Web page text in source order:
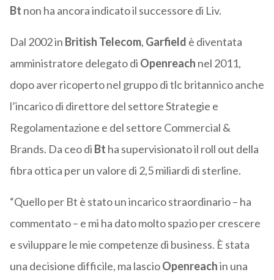
Bt non ha ancora indicato il successore di Liv.
Dal 2002 in British Telecom, Garfield è diventata
amministratore delegato di Openreach nel 2011,
dopo aver ricoperto nel gruppo di tlc britannico anche
l’incarico di direttore del settore Strategie e
Regolamentazione e del settore Commercial &
Brands. Da ceo di Bt ha supervisionato il roll out della
fibra ottica per un valore di 2,5 miliardi di sterline.
“Quello per Bt è stato un incarico straordinario – ha
commentato – e mi ha dato molto spazio per crescere
e sviluppare le mie competenze di business. È stata
una decisione difficile, ma lascioOpenreachin una